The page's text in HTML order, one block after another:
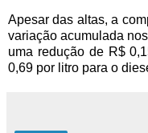
Apesar das altas, a
variação acumulada
uma redução de R$
0,69 por litro para o